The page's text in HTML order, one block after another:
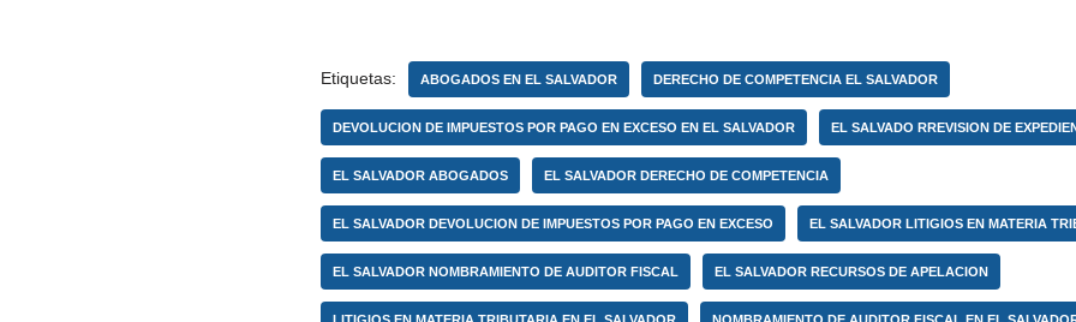
Etiquetas: ABOGADOS EN EL SALVADOR DERECHO DE COMPETENCIA EL SALVADOR
DEVOLUCION DE IMPUESTOS POR PAGO EN EXCESO EN EL SALVADOR EL SALVADO RREVISION DE
EL SALVADOR ABOGADOS EL SALVADOR DERECHO DE COMPETENCIA
EL SALVADOR DEVOLUCION DE IMPUESTOS POR PAGO EN EXCESO EL SALVADOR LITIGIOS EN MATERIA
EL SALVADOR NOMBRAMIENTO DE AUDITOR FISCAL EL SALVADOR RECURSOS DE APELACION